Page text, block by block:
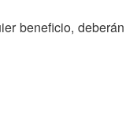
beneficio, deberán